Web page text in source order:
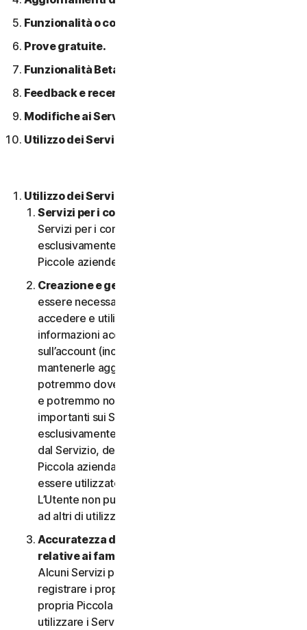
Funzionalità o contenuti di terzi.
Prove gratuite.
Funzionalità Beta.
Feedback e recensioni.
Modifiche ai Servizi.
Utilizzo dei Servizi in una rete.
Utilizzo dei Servizi.
Servizi per i consumatori o aziendali
Servizi per i consumatori sono concepiti e adatti
esclusivamente per i consumatori, non per le
Piccole aziende.
Creazione e gestione di un account.
essere necessario disporre di un account per
accedere e utilizzare i Servizi. È importante fornire
informazioni accurate, complete e aggiornate
sull’account (incluso un indirizzo e-mail valido) e
mantenerle aggiornate. In caso contrario,
potremmo dover sospendere o chiudere l’account
e potremmo non riuscire a inviare notifiche
importanti sui Servizi. L’account è personale ed
esclusivamente a uso dell’Utente (o, se consentito
dal Servizio, dei relativi familiari o della relativa
Piccola azienda) per gestire i Servizi, e non deve
essere utilizzato da terzi per alcuno scopo.
L’Utente non può vendere, trasferire o consentire
ad altri di utilizzare le credenziali dell’account.
Accuratezza delle informazioni (incluse quelle
relative ai familiari o alla Piccola azienda)
Alcuni Servizi potrebbero consentire all’Utente di
registrare i propri familiari, i dipendenti della
propria Piccola azienda o i propri dispositivi per
utilizzare i Servizi. In questo caso è necessario